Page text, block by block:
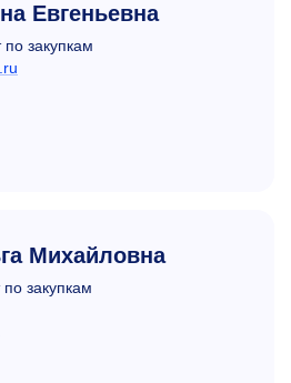
Евгеньевна
закупкам
Михайловна
закупкам